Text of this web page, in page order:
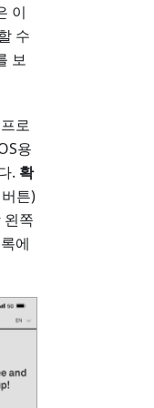
이
수
보
로
용
. 확
튼)
왼쪽
에